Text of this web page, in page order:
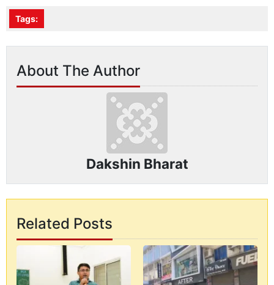
Tags:
About The Author
Dakshin Bharat
Related Posts